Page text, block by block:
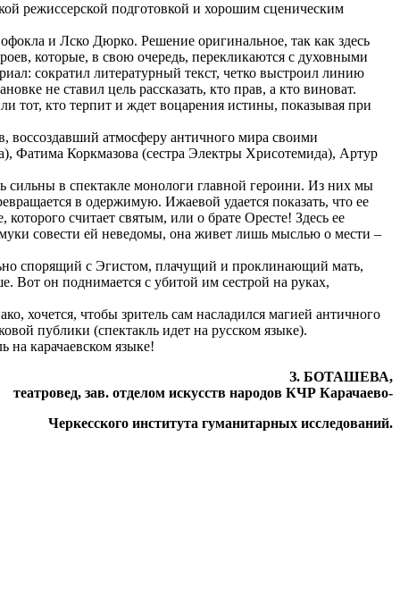
режиссерской подготовкой и хорошим сценическим
и Лско Дюрко. Решение оригинальное, так как здесь
которые, в свою очередь, перекликаются с духовными
сократил литературный текст, четко выстроил линию
не ставил цель рассказать, кто прав, а кто виноват.
тот, кто терпит и ждет воцарения истины, показывая при
воссоздавший атмосферу античного мира своими
Фатима Коркмазова (сестра Электры Хрисотемида), Артур
сильны в спектакле монологи главной героини. Из них мы
в одержимую. Ижаевой удается показать, что ее
считает святым, или о брате Оресте! Здесь ее
совести ей неведомы, она живет лишь мыслью о мести –
спорящий с Эгистом, плачущий и проклинающий мать,
Вот он поднимается с убитой им сестрой на руках,
хочется, чтобы зритель сам насладился магией античного
публики (спектакль идет на русском языке).
на карачаевском языке!
З. БОТАШЕВА,
театровед, зав. отделом искусств народов КЧР Карачаево-
Черкесского института гуманитарных исследований.